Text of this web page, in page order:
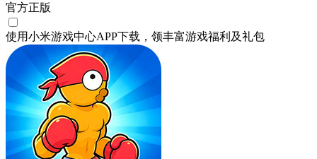
官方正版
使用小米游戏中心APP下载 ，领丰富游戏福利 及礼包